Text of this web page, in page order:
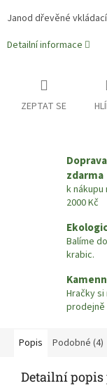
Janod dřevěné
Detailní informace
ZEPTAT SE
Doprava
zdarma
k nákupu
2000 Kč
Balíme
krabic.
Hračky
prodejně
Popis Podobné (4)
Detailní